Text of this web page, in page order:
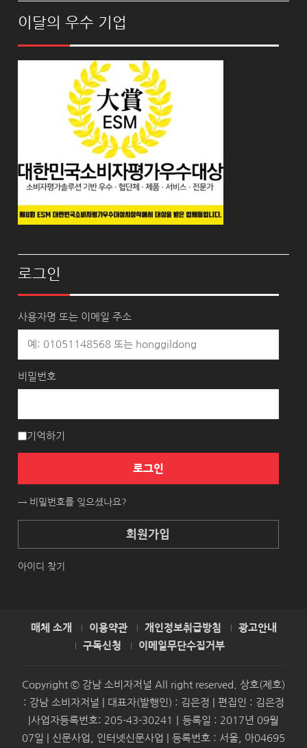
이달의 우수 기업
로그인
사용자명 또는 이메일 주소
비밀번호
기억하기
로그인
→ 비밀번호를 잊으셨나요?
회원가입
아이디 찾기
매체 소개 이용약관 개인정보취급방침
광고안내
구독신청
이메일무단수집거부
Copyright © 강남 소비자저널 All right reserved. 상호(제호)
: 강남 소비자저널 | 대표자(발행인) : 김은정 | 편집인 : 김은정
|사업자등록번호: 205-43-30241｜등록일 : 2017년 09월
07일 | 신문사업, 인터넷신문사업 | 등록번호 : 서울, 아04695